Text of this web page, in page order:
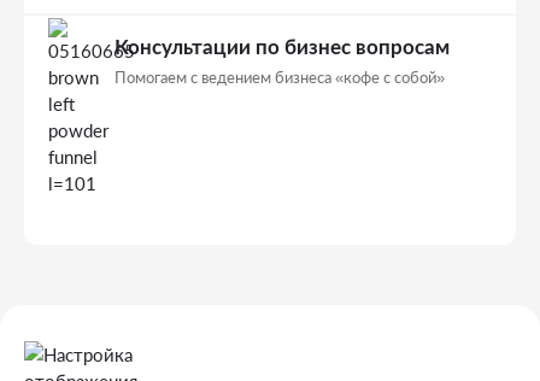
Консультации по бизнес вопросам
Помогаем с ведением бизнеса «кофе с собой»